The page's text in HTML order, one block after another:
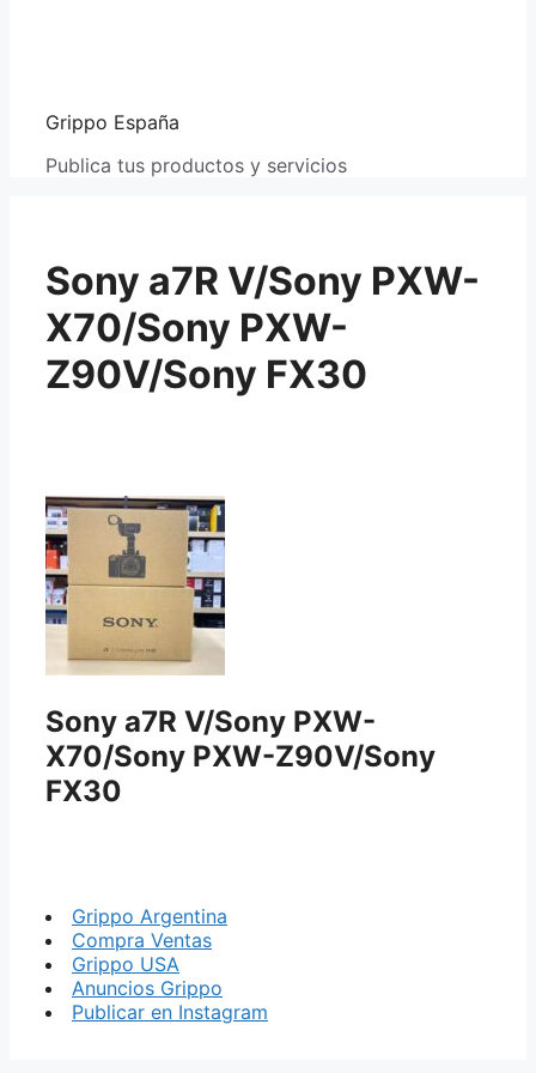
Grippo España
Publica tus productos y servicios
Sony a7R V/Sony PXW-
X70/Sony PXW-
Z90V/Sony FX30
Sony a7R V/Sony PXW-
X70/Sony PXW-Z90V/Sony
FX30
Grippo Argentina
Compra Ventas
Grippo USA
Anuncios Grippo
Publicar en Instagram